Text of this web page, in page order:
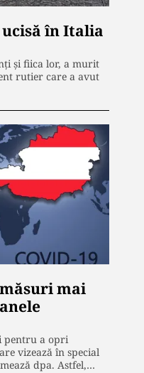
în Italia
și fiica lor, a murit
rutier care a avut
mai
pentru a opri
vizează în special
dpa. Astfel,…